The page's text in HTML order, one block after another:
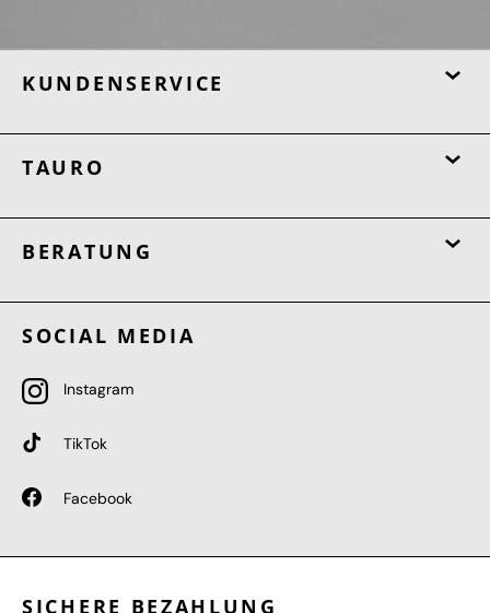
KUNDENSERVICE
TAURO
BERATUNG
SOCIAL MEDIA
Instagram
TikTok
Facebook
SICHERE BEZAHLUNG